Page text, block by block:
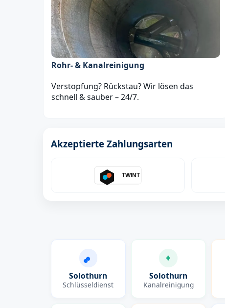
Rohr- & Kanalreinigung
Verstopfung? Rückstau? Wir lösen das
schnell & sauber – 24/7.
Akzeptierte Zahlungsarten
TWINT
Solothurn
Schlüsseldienst
Solothurn
Kanalreinigung